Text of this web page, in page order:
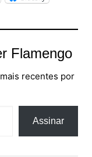
Flamengo
recentes por
Assinar